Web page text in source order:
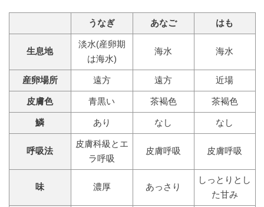
うなぎ あなご はも
生息地
淡水(産卵期
は海水)
海水 海水
産卵場所 遠方 遠方 近場
皮膚色 青黒い 茶褐色 茶褐色
鱗 あり なし なし
呼吸法
皮膚科級とエ
ラ呼吸
皮膚呼吸 皮膚呼吸
味 濃厚 あっさり
しっとりとし
た甘み